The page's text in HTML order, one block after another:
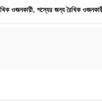
ওজনকারী, শস্যের জন্য রৈখিক